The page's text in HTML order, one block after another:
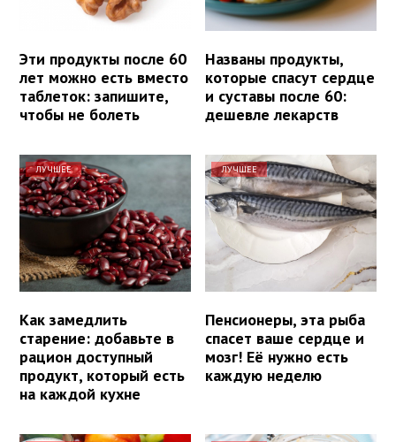
Эти продукты после 60
лет можно есть вместо
таблеток: запишите,
чтобы не болеть
Названы продукты,
которые спасут сердце
и суставы после 60:
дешевле лекарств
ЛУЧШЕЕ
Как замедлить
старение: добавьте в
рацион доступный
продукт, который есть
на каждой кухне
ЛУЧШЕЕ
Пенсионеры, эта рыба
спасет ваше сердце и
мозг! Её нужно есть
каждую неделю